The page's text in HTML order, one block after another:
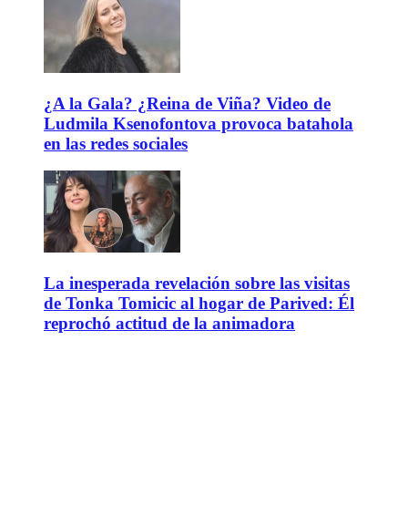
¿A la Gala? ¿Reina de Viña? Video de
Ludmila Ksenofontova provoca batahola
en las redes sociales
La inesperada revelación sobre las visitas
de Tonka Tomicic al hogar de Parived: Él
reprochó actitud de la animadora